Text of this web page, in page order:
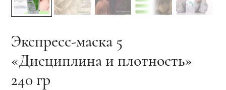
Экспресс-маска 5
«Дисциплина и плотность»
240 гр